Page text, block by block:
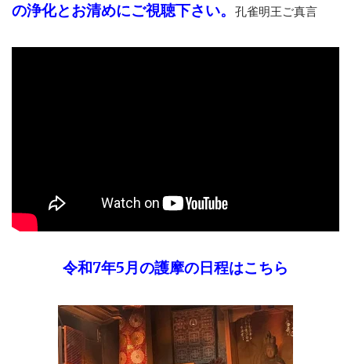
の浄化とお清めにご視聴下さい。
孔雀明王ご真言
令和7年5月の護摩の日程はこちら